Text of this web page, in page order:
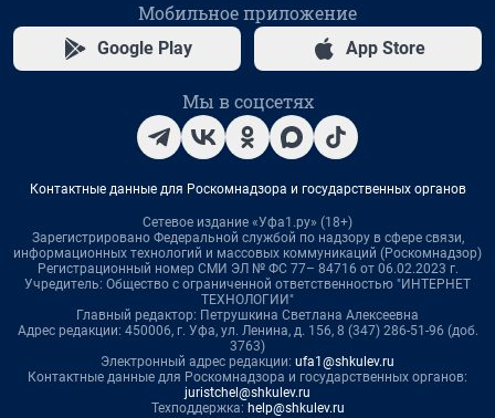
Мобильное приложение
Google Play App Store
Мы в соцсетях
Контактные данные для Роскомнадзора и государственных органов
Сетевое издание «Уфа1.ру» (18+)
Зарегистрировано Федеральной службой по надзору в сфере связи,
информационных технологий и массовых коммуникаций (Роскомнадзор)
Регистрационный номер СМИ ЭЛ № ФС 77– 84716 от 06.02.2023 г.
Учредитель: Общество с ограниченной ответственностью "ИНТЕРНЕТ
ТЕХНОЛОГИИ"
Главный редактор: Петрушкина Светлана Алексеевна
Адрес редакции: 450006, г. Уфа, ул. Ленина, д. 156, 8 (347) 286-51-96 (доб.
3763)
Электронный адрес редакции: ufa1@shkulev.ru
Контактные данные для Роскомнадзора и государственных органов:
juristchel@shkulev.ru
Техподдержка: help@shkulev.ru